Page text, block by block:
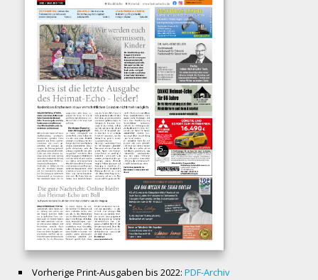
Vorherige Print-Ausgaben bis 2022: PDF-Archiv